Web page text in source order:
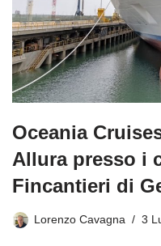
Oceania
Allura presso i
Fincantieri di
Lorenzo Cavagna 3